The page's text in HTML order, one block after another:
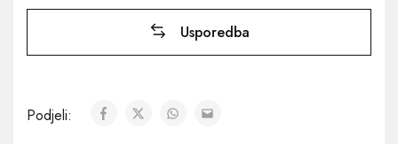
Usporedba
Podjeli: